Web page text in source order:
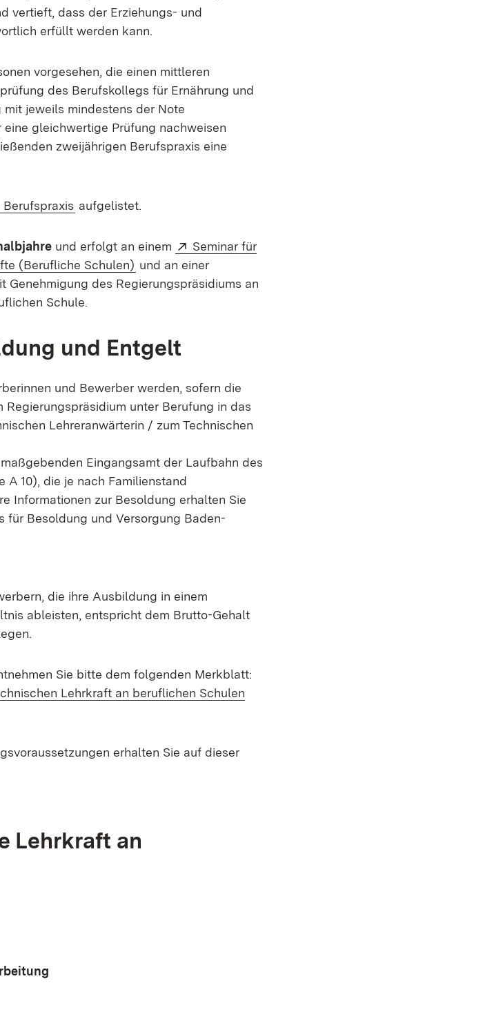
vertieft, dass der Erziehungs- und
erfüllt werden kann.
vorgesehen, die einen mittleren
des Berufskollegs für Ernährung und
jeweils mindestens der Note
gleichwertige Prüfung nachweisen
zweijährigen Berufspraxis eine
Berufspraxis aufgelistet.
und erfolgt an einem Extern:
Seminar für
(Berufliche Schulen) (Öffnet in neuem Fenster)
und an einer
des Regierungspräsidiums an
Schule.
und Entgelt
und Bewerber werden, sofern die
unter Berufung in das
Lehreranwärterin / zum Technischen
Eingangsamt der Laufbahn des
10), die je nach Familienstand
Informationen zur Besoldung erhalten Sie
Besoldung und Versorgung Baden-
die ihre Ausbildung in einem
ableisten, entspricht dem Brutto-Gehalt
Sie bitte dem folgenden Merkblatt:
Lehrkraft an beruflichen Schulen
erhalten Sie auf dieser
Lehrkraft an